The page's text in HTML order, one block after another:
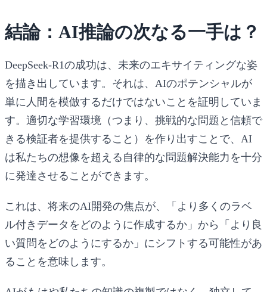
結論：AI推論の次なる一手は？
DeepSeek-R1の成功は、未来のエキサイティングな姿
を描き出しています。それは、AIのポテンシャルが
単に人間を模倣するだけではないことを証明していま
す。適切な学習環境（つまり、挑戦的な問題と信頼で
きる検証者を提供すること）を作り出すことで、AI
は私たちの想像を超える自律的な問題解決能力を十分
に発達させることができます。
これは、将来のAI開発の焦点が、「より多くのラベ
ル付きデータをどのように作成するか」から「より良
い質問をどのようにするか」にシフトする可能性があ
ることを意味します。